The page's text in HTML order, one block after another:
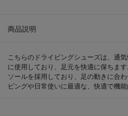
商品説明
こちらのドライビングシューズは、通
に使用しており、足元を快適に保ちま
ソールを採用しており、足の動きに合
ビングや日常使いに最適な、快適で機能